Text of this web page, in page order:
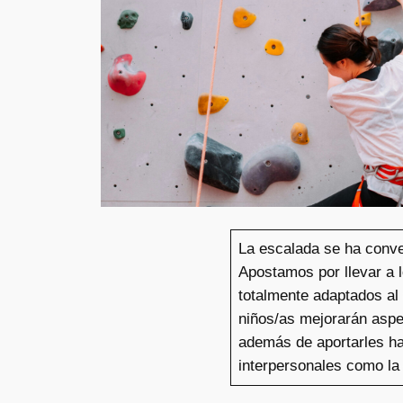
La escalada se ha
Apostamos por llevar a
totalmente adaptados
niños/as mejorarán
además de aportarles
interpersonales como